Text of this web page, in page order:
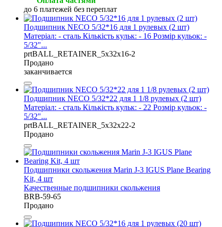
до 6 платежей без переплат
Подшипник NECO 5/32*16 для 1 рулевых (2 шт)
Матеріал: - сталь Кількість кульк: - 16 Розмір кульок: -
5/32"...
prtBALL_RETAINER_5x32x16-2
Продано
заканчивается
Подшипник NECO 5/32*22 для 1 1/8 рулевых (2 шт)
Матеріал: - сталь Кількість кульк: - 22 Розмір кульок: -
5/32"...
prtBALL_RETAINER_5x32x22-2
Продано
Подшипники скольжения Marin J-3 IGUS Plane Bearing
Kit, 4 шт
Качественные подшипники скольжения
BRB-59-65
Продано